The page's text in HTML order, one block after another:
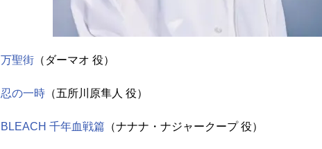
万聖街 （ダーマオ 役）
忍の一時 （五所川原隼人 役）
BLEACH 千年血戦篇 （ナナナ・ナジャークープ 役）